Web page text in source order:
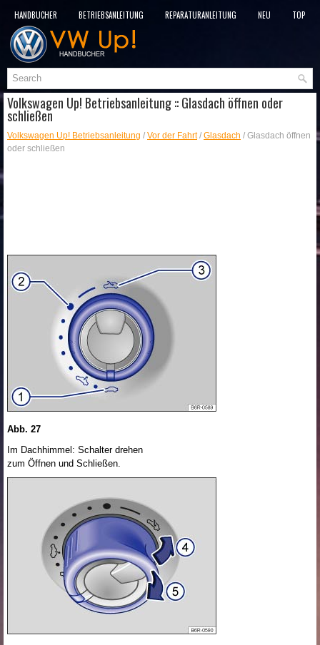
HANDBÜCHER BETRIEBSANLEITUNG REPARATURANLEITUNG NEU
TOP
SITEMAP
Volkswagen Up! Betriebsanleitung :: Glasdach öffnen oder
schließen
Volkswagen Up! Betriebsanleitung / Vor der Fahrt/ Glasdach / Glasdach öffnen
oder schließen
Abb. 27
Im Dachhimmel: Schalter drehen
zum Öffnen und Schließen.